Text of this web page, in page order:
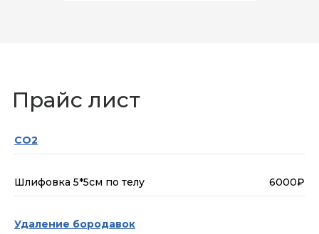
Прайс лист
CO2
Шлифовка 5*5см по телу 6000₽
Удаление бородавок